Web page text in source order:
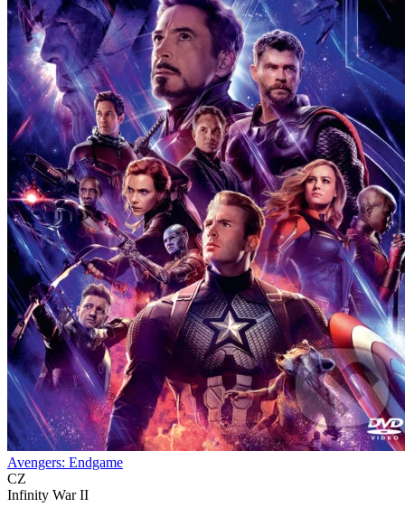
Avengers: Endgame
CZ
Infinity War II